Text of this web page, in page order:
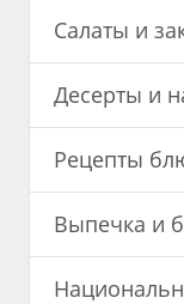
Салаты и
Десерты и
Рецепты
Выпечка и